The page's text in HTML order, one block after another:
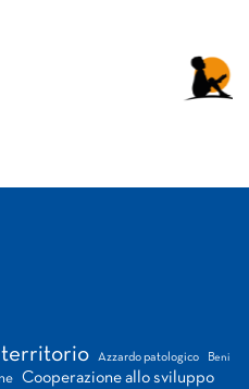
territorio Azzardo patologico Beni
Cooperazione allo sviluppo